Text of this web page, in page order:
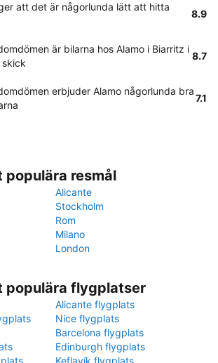
att det är någorlunda lätt att hitta
8.9
är bilarna hos Alamo i Biarritz i
8.7
erbjuder Alamo någorlunda bra
7.1
populära resmål
Alicante
Stockholm
Rom
Milano
London
populära flygplatser
Alicante flygplats
Nice flygplats
Barcelona flygplats
Edinburgh flygplats
Keflavík flygplats